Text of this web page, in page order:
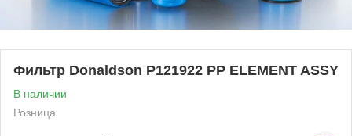
Фильтр Donaldson P121922 PP ELEMENT ASSY
В наличии
Розница